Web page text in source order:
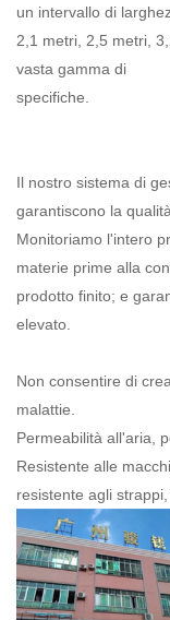
un intervallo di
2,1 metri, 2,5 metri,
vasta gamma di
specifiche.
Il nostro sistema di
garantiscono la
Monitoriamo l'intero
materie prime alla
prodotto finito; e
elevato.
Non consentire di
malattie.
Permeabilità all'aria,
Resistente alle
resistente agli strappi,